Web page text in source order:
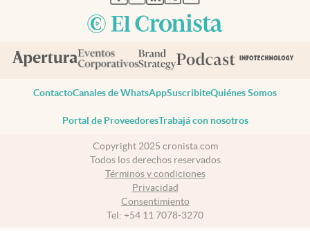
ContactoCanales de WhatsAppSuscribiteQuiénes Somos
Portal de ProveedoresTrabajá con nosotros
Copyright 2025 cronista.com
Todos los derechos reservados
Términos y condiciones
Privacidad
Consentimiento
Tel: +54 11 7078-3270